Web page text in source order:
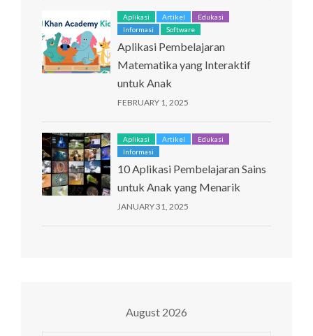
Aplikasi Artikel
Edukasi
Informasi
Software
Aplikasi Pembelajaran
Matematika yang Interaktif
untuk Anak
FEBRUARY 1, 2025
Aplikasi Artikel
Edukasi
Informasi
10 Aplikasi Pembelajaran Sains
untuk Anak yang Menarik
JANUARY 31, 2025
August 2026